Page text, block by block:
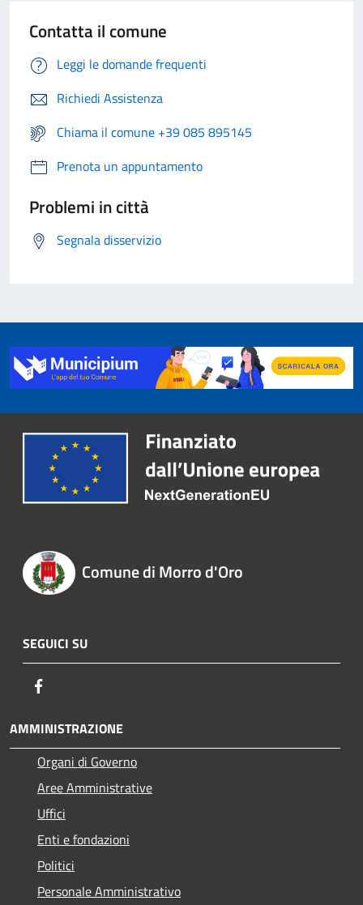
Contatta il comune
Leggi le domande frequenti
Richiedi Assistenza
Chiama il comune +39 085 895145
Prenota un appuntamento
Problemi in città
Segnala disservizio
Comune di Morro d'Oro
SEGUICI SU
AMMINISTRAZIONE
Organi di Governo
Aree Amministrative
Uffici
Enti e fondazioni
Politici
Personale Amministrativo